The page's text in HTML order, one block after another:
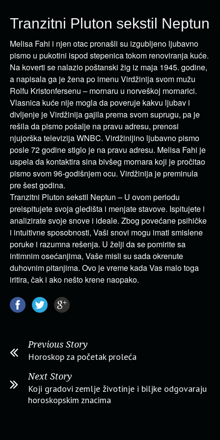
Tranzitni Pluton sekstil Neptun
Melisa Fahi i njen otac pronašli su izgubljeno ljubavno
pismo u pukotini ispod stepenica tokom renoviranja kuće.
Na koverti se nalazio poštanski žig iz maja 1945. godine,
a napisala ga je žena po imenu Virdžinija svom mužu
Rolfu Kristonfersenu – mornaru u norveškoj mornarici.
Vlasnica kuće nije mogla da poveruje kakvu ljubav i
divljenje je Virdžinija gajila prema svom suprugu, pa je
rešila da pismo pošalje na pravu adresu, prenosi
njujorška televizija WNBC. Virdžinijino ljubavno pismo
posle 72 godine stiglo je na pravu adresu. Melisa Fahi je
uspela da kontaktira sina bivšeg mornara koji je pročitao
pismo svom 96-godišnjem ocu. Virdžinija je preminula
pre šest godina.
Tranzitni Pluton sekstil Neptun – U ovom periodu
preispitujete svoja gledišta i menjate stavove. Ispitujete i
analizirate svoje snove i ideale. Zbog povećane psihičke
i intuitivne sposobnosti, Vaši snovi mogu imati smislene
poruke i razumna rešenja. U želji da se pomirite sa
intimnim osećanjima, Vaše misli su sada okrenute
duhovnim pitanjima. Ovo je vreme kada Vas malo toga
iritira, čak i ako nešto krene naopako.
Previous Story
Horoskop za početak proleća
Next Story
Koji gradovi zemlje životinje i biljke odgovaraju
horoskopskim znacima